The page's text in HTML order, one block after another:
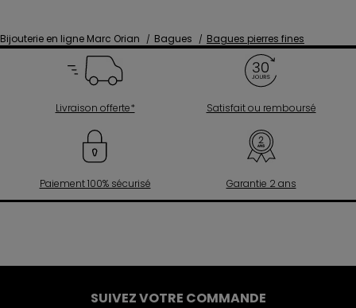
Bijouterie en ligne Marc Orian Bagues Bagues pierres fines
Livraison offerte* Satisfait ou remboursé
Paiement 100% sécurisé Garantie 2 ans
SUIVEZ VOTRE COMMANDE